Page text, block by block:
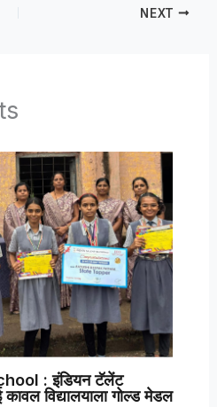
NEXT
: इंडियन टॅलेंट
विद्यालयाला गोल्ड मेडल